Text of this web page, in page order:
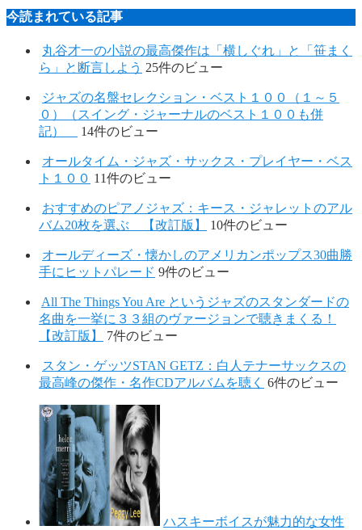
今読まれている記事
丸谷才一の小説の最高傑作は「横しぐれ」と「笹まく
ら」と断言しよう 25件のビュー
ジャズの名盤セレクション・ベスト１００（１～５
０）（スイング・ジャーナルのベスト１００も併
記）
14件のビュー
オールタイム・ジャズ・サックス・プレイヤー・ベス
ト１００ 11件のビュー
おすすめのピアノジャズ：キース・ジャレットのアル
バム20枚を選ぶ 【改訂版】
10件のビュー
オールディーズ・懐かしのアメリカンポップス30曲勝
手にヒットパレード 9件のビュー
All The Things You Are というジャズのスタンダードの
名曲を一挙に３３組のヴァージョンで聴きまくる！
【改訂版】
7件のビュー
スタン・ゲッツSTAN GETZ：白人テナーサックスの
最高峰の傑作・名作CDアルバムを聴く 6件のビュー
ハスキーボイスが魅力的な女性